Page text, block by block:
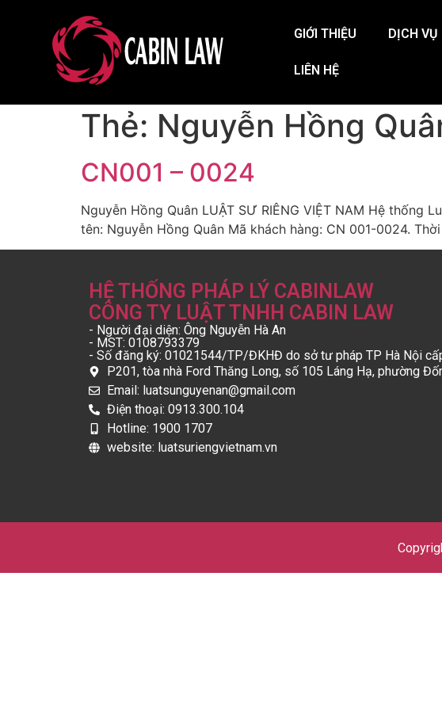
GIỚI THIỆU DỊCH VỤ
LIÊN HỆ
Thẻ: Nguyễn Hồng
CN001 – 0024
Nguyễn Hồng Quân LUẬT SƯ RIÊNG VIỆT NAM Hệ
tên: Nguyễn Hồng Quân Mã khách hàng: CN 001-0024.
HỆ THỐNG PHÁP LÝ CABINLAW
CÔNG TY LUẬT TNHH CABIN LAW
- Người đại diện: Ông Nguyễn Hà An
- MST: 0108793379
- Số đăng ký: 01021544/TP/ĐKHĐ do sở tư pháp TP Hà Nội
P201, tòa nhà Ford Thăng Long, số 105 Láng Hạ, phường
Email: luatsunguyenan@gmail.com
Điện thoại: 0913.300.104
Hotline: 1900 1707
website: luatsuriengvietnam.vn